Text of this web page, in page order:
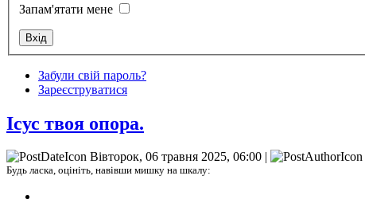
Запам'ятати мене
Забули свій пароль?
Зареєструватися
Ісус твоя опора.
Вівторок, 06 травня 2025, 06:00 |
Будь ласка, оцініть, навівши мишку на шкалу: